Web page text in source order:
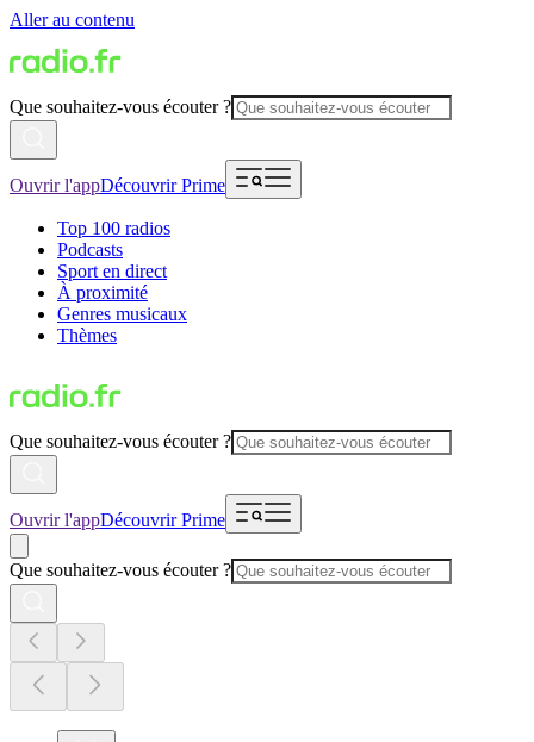
Aller au contenu
Que souhaitez-vous écouter ?
Ouvrir l'appDécouvrir Prime
Top 100 radios
Podcasts
Sport en direct
À proximité
Genres musicaux
Thèmes
Que souhaitez-vous écouter ?
Ouvrir l'appDécouvrir Prime
Que souhaitez-vous écouter ?